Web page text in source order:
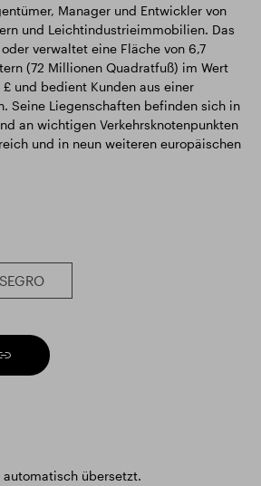
Manager und Entwickler von
und Leichtindustrieimmobilien. Das
verwaltet eine Fläche von 6,7
(72 Millionen Quadratfuß) im Wert
und bedient Kunden aus einer
Seine Liegenschaften befinden sich in
an wichtigen Verkehrsknotenpunkten
und in neun weiteren europäischen
automatisch übersetzt.